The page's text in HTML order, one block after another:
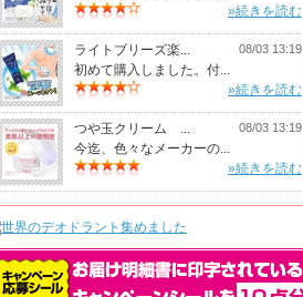
»続きを読む
ライトブリーズ楽... 08/03 13:19
初めて購入しました。付...
»続きを読む
つや玉クリーム ... 08/03 13:19
今迄、色々なメーカーの...
»続きを読む